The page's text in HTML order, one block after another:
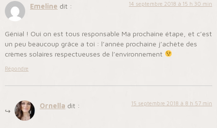
Emeline dit : 14 septembre 2018 à 15 h 30 min
Génial ! Oui on est tous responsable Ma prochaine étape, et c’est
un peu beaucoup grâce a toi : l’année prochaine j’achète des
crèmes solaires respectueuses de l’environnement
Répondre
Ornella dit : 15 septembre 2018 à 8 h 57 min